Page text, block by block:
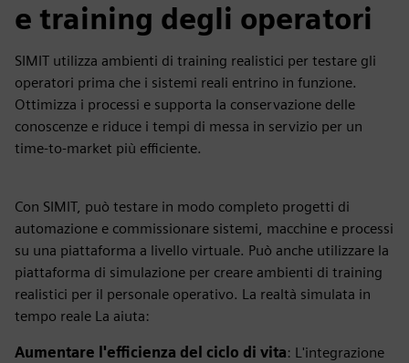
e training degli operatori
SIMIT utilizza ambienti di training realistici per testare gli
operatori prima che i sistemi reali entrino in funzione.
Ottimizza i processi e supporta la conservazione delle
conoscenze e riduce i tempi di messa in servizio per un
time-to-market più efficiente.
Con SIMIT, può testare in modo completo progetti di
automazione e commissionare sistemi, macchine e processi
su una piattaforma a livello virtuale. Può anche utilizzare la
piattaforma di simulazione per creare ambienti di training
realistici per il personale operativo. La realtà simulata in
tempo reale La aiuta:
Aumentare l'efficienza del ciclo di vita: L'integrazione